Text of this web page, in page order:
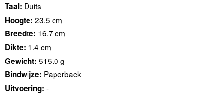
Taal: Duits
Hoogte: 23.5 cm
Breedte: 16.7 cm
Dikte: 1.4 cm
Gewicht: 515.0 g
Bindwijze: Paperback
Uitvoering: -